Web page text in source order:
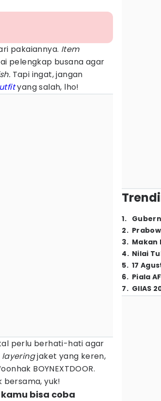
pakaiannya. Item
pelengkap busana agar
Tapi ingat, jangan
yang salah, lho!
perlu berhati-hati agar
layeringjaket yang keren,
BOYNEXTDOOR.
bersama, yuk!
bisa coba
1.
2.
3. Makan
4. Nilai
5. 17
6. Piala
7. GIIAS